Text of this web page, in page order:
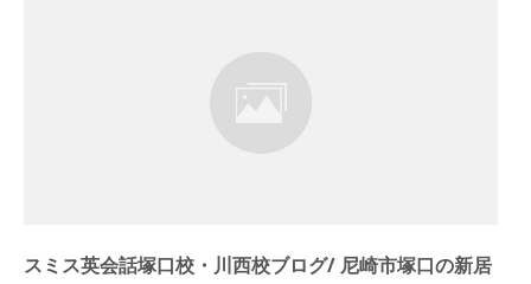
スミス英会話塚口校・川西校ブログ/ 尼崎市塚口の新居